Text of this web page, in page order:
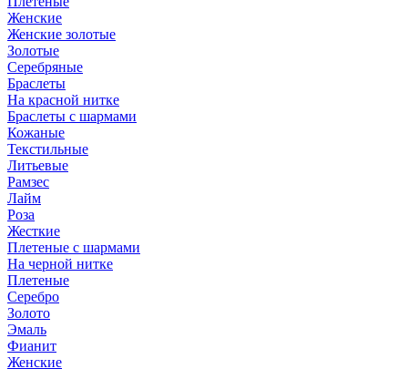
Женские
Женские золотые
Золотые
Серебряные
Браслеты
На красной нитке
Браслеты с шармами
Кожаные
Текстильные
Литьевые
Рамзес
Лайм
Роза
Жесткие
Плетеные с шармами
На черной нитке
Плетеные
Серебро
Золото
Эмаль
Фианит
Женские